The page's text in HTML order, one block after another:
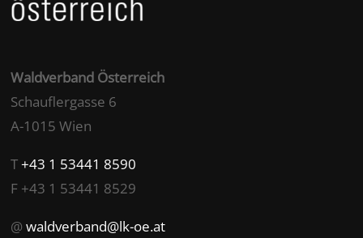
Waldverband Österreich
Schauflergasse 6
A-1015 Wien
T+43 1 53441 8590
F +43 1 53441 8529
@waldverband@lk-oe.at